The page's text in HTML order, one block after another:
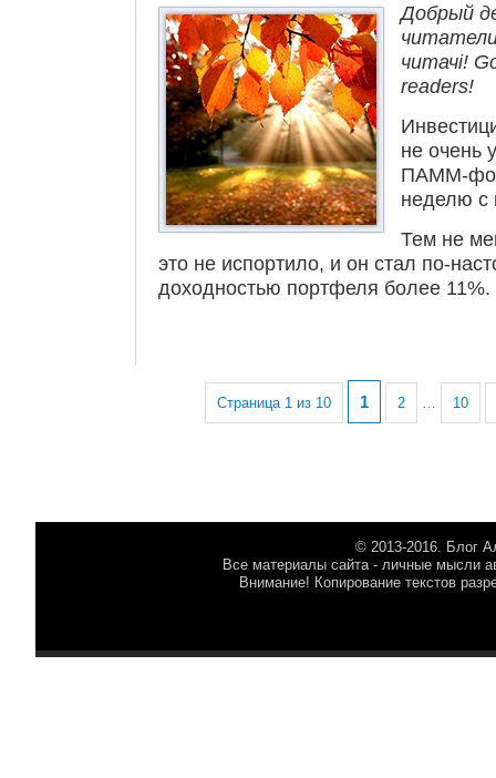
Добрый
читачі!
readers!
не очень
ПАММ-
неделю с
Тем не
это не испортило, и он стал по-
доходностью портфеля более 11%.
Страница 1 из 10 1 2 … 10
© 2013-2016. Блог
Все материалы сайта - личные мысли
Внимание! Копирование текстов